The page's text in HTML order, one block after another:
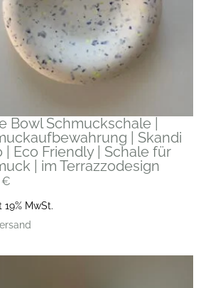
Bowl Schmuckschale |
| Skandi
| Eco Friendly | Schale für
| im Terrazzodesign
€
19% MwSt.